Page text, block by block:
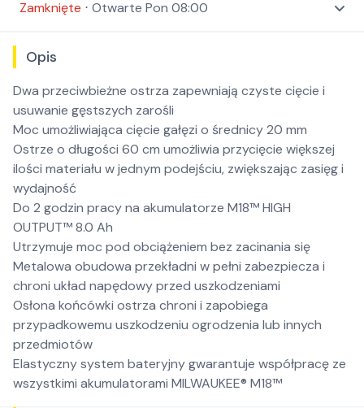
Zamknięte ⋅ Otwarte Pon 08:00
Opis
Dwa przeciwbieżne ostrza zapewniają czyste cięcie i
usuwanie gęstszych zarośli
Moc umożliwiająca cięcie gałęzi o średnicy 20 mm
Ostrze o długości 60 cm umożliwia przycięcie większej
ilości materiału w jednym podejściu, zwiększając zasięg i
wydajność
Do 2 godzin pracy na akumulatorze M18™ HIGH
OUTPUT™ 8.0 Ah
Utrzymuje moc pod obciążeniem bez zacinania się
Metalowa obudowa przekładni w pełni zabezpiecza i
chroni układ napędowy przed uszkodzeniami
Osłona końcówki ostrza chroni i zapobiega
przypadkowemu uszkodzeniu ogrodzenia lub innych
przedmiotów
Elastyczny system bateryjny gwarantuje współpracę ze
wszystkimi akumulatorami MILWAUKEE® M18™